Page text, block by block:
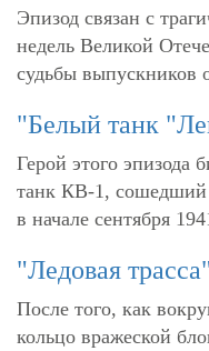
Эпизод связан с
недель Великой
судьбы выпускников
"Белый танк
Герой этого эпизода
танк КВ-1, сошедший
в начале сентября
"Ледовая
После того, как
кольцо вражеской